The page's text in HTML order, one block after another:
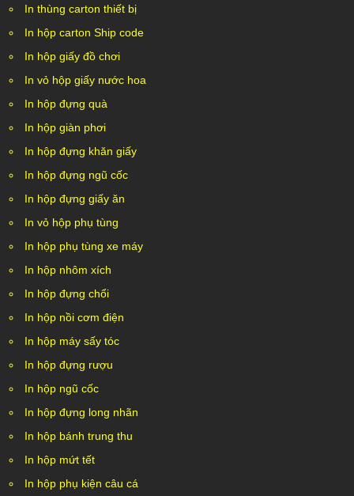
In thùng carton thiết bị
In hộp carton Ship code
In hộp giấy đồ chơi
In vỏ hộp giấy nước hoa
In hộp đựng quà
In hộp giàn phơi
In hộp đựng khăn giấy
In hộp đựng ngũ cốc
In hộp đựng giấy ăn
In vỏ hộp phụ tùng
In hộp phụ tùng xe máy
In hộp nhôm xích
In hộp đựng chổi
In hộp nồi cơm điện
In hộp máy sấy tóc
In hộp đựng rượu
In hộp ngũ cốc
In hộp đựng long nhãn
In hộp bánh trung thu
In hộp mứt tết
In hộp phụ kiện câu cá